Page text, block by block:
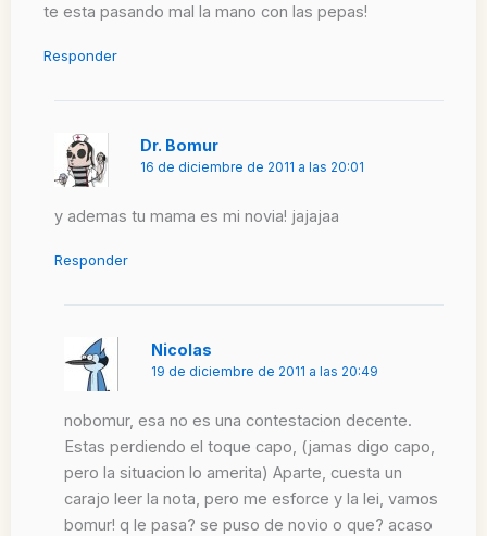
te esta pasando mal la mano con las pepas!
Responder
Dr. Bomur
16 de diciembre de 2011 a las 20:01
y ademas tu mama es mi novia! jajajaa
Responder
Nicolas
19 de diciembre de 2011 a las 20:49
nobomur, esa no es una contestacion decente.
Estas perdiendo el toque capo, (jamas digo capo,
pero la situacion lo amerita) Aparte, cuesta un
carajo leer la nota, pero me esforce y la lei, vamos
bomur! q le pasa? se puso de novio o que? acaso